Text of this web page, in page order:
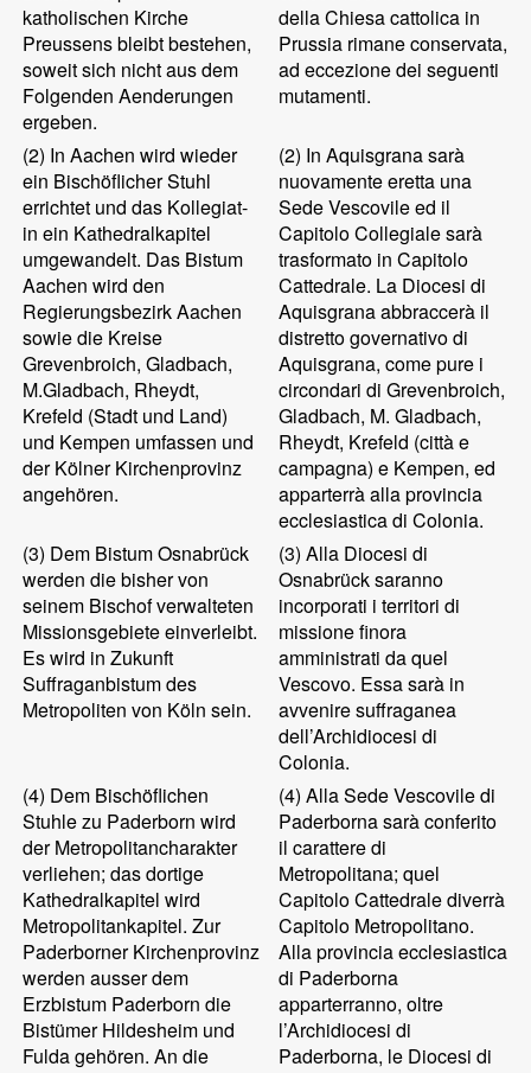
katholischen Kirche
Preussens bleibt bestehen,
soweit sich nicht aus dem
Folgenden Aenderungen
ergeben.
della Chiesa cattolica in
Prussia rimane conservata,
ad eccezione dei seguenti
mutamenti.
(2) In Aachen wird wieder
ein Bischöflicher Stuhl
errichtet und das Kollegiat-
in ein Kathedralkapitel
umgewandelt. Das Bistum
Aachen wird den
Regierungsbezirk Aachen
sowie die Kreise
Grevenbroich, Gladbach,
M.Gladbach, Rheydt,
Krefeld (Stadt und Land)
und Kempen umfassen und
der Kölner Kirchenprovinz
angehören.
(2) In Aquisgrana sarà
nuovamente eretta una
Sede Vescovile ed il
Capitolo Collegiale sarà
trasformato in Capitolo
Cattedrale. La Diocesi di
Aquisgrana abbraccerà il
distretto governativo di
Aquisgrana, come pure i
circondari di Grevenbroich,
Gladbach, M. Gladbach,
Rheydt, Krefeld (città e
campagna) e Kempen, ed
apparterrà alla provincia
ecclesiastica di Colonia.
(3) Dem Bistum Osnabrück
werden die bisher von
seinem Bischof verwalteten
Missionsgebiete einverleibt.
Es wird in Zukunft
Suffraganbistum des
Metropoliten von Köln sein.
(3) Alla Diocesi di
Osnabrück saranno
incorporati i territori di
missione finora
amministrati da quel
Vescovo. Essa sarà in
avvenire suffraganea
dell’Archidiocesi di
Colonia.
(4) Dem Bischöflichen
Stuhle zu Paderborn wird
der Metropolitancharakter
verliehen; das dortige
Kathedralkapitel wird
Metropolitankapitel. Zur
Paderborner Kirchenprovinz
werden ausser dem
Erzbistum Paderborn die
Bistümer Hildesheim und
Fulda gehören. An die
(4) Alla Sede Vescovile di
Paderborna sarà conferito
il carattere di
Metropolitana; quel
Capitolo Cattedrale diverrà
Capitolo Metropolitano.
Alla provincia ecclesiastica
di Paderborna
apparterranno, oltre
l’Archidiocesi di
Paderborna, le Diocesi di